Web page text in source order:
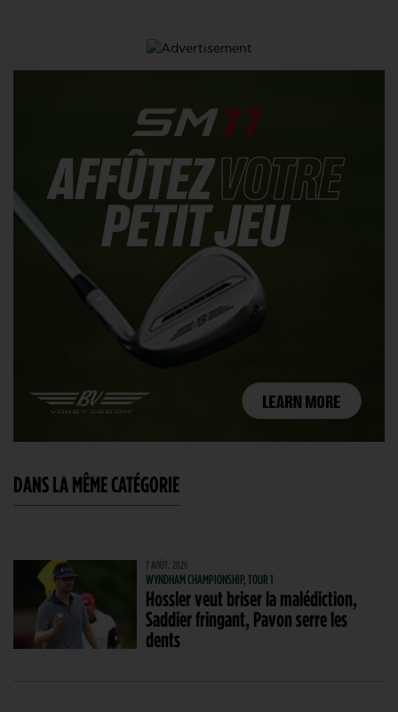
DANS LA MÊME CATÉGORIE
7 AOÛT. 2026
WYNDHAM CHAMPIONSHIP, TOUR 1
Hossler veut briser la malédiction,
Saddier fringant, Pavon serre les
dents